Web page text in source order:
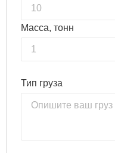
Масса, тонн
Тип груза